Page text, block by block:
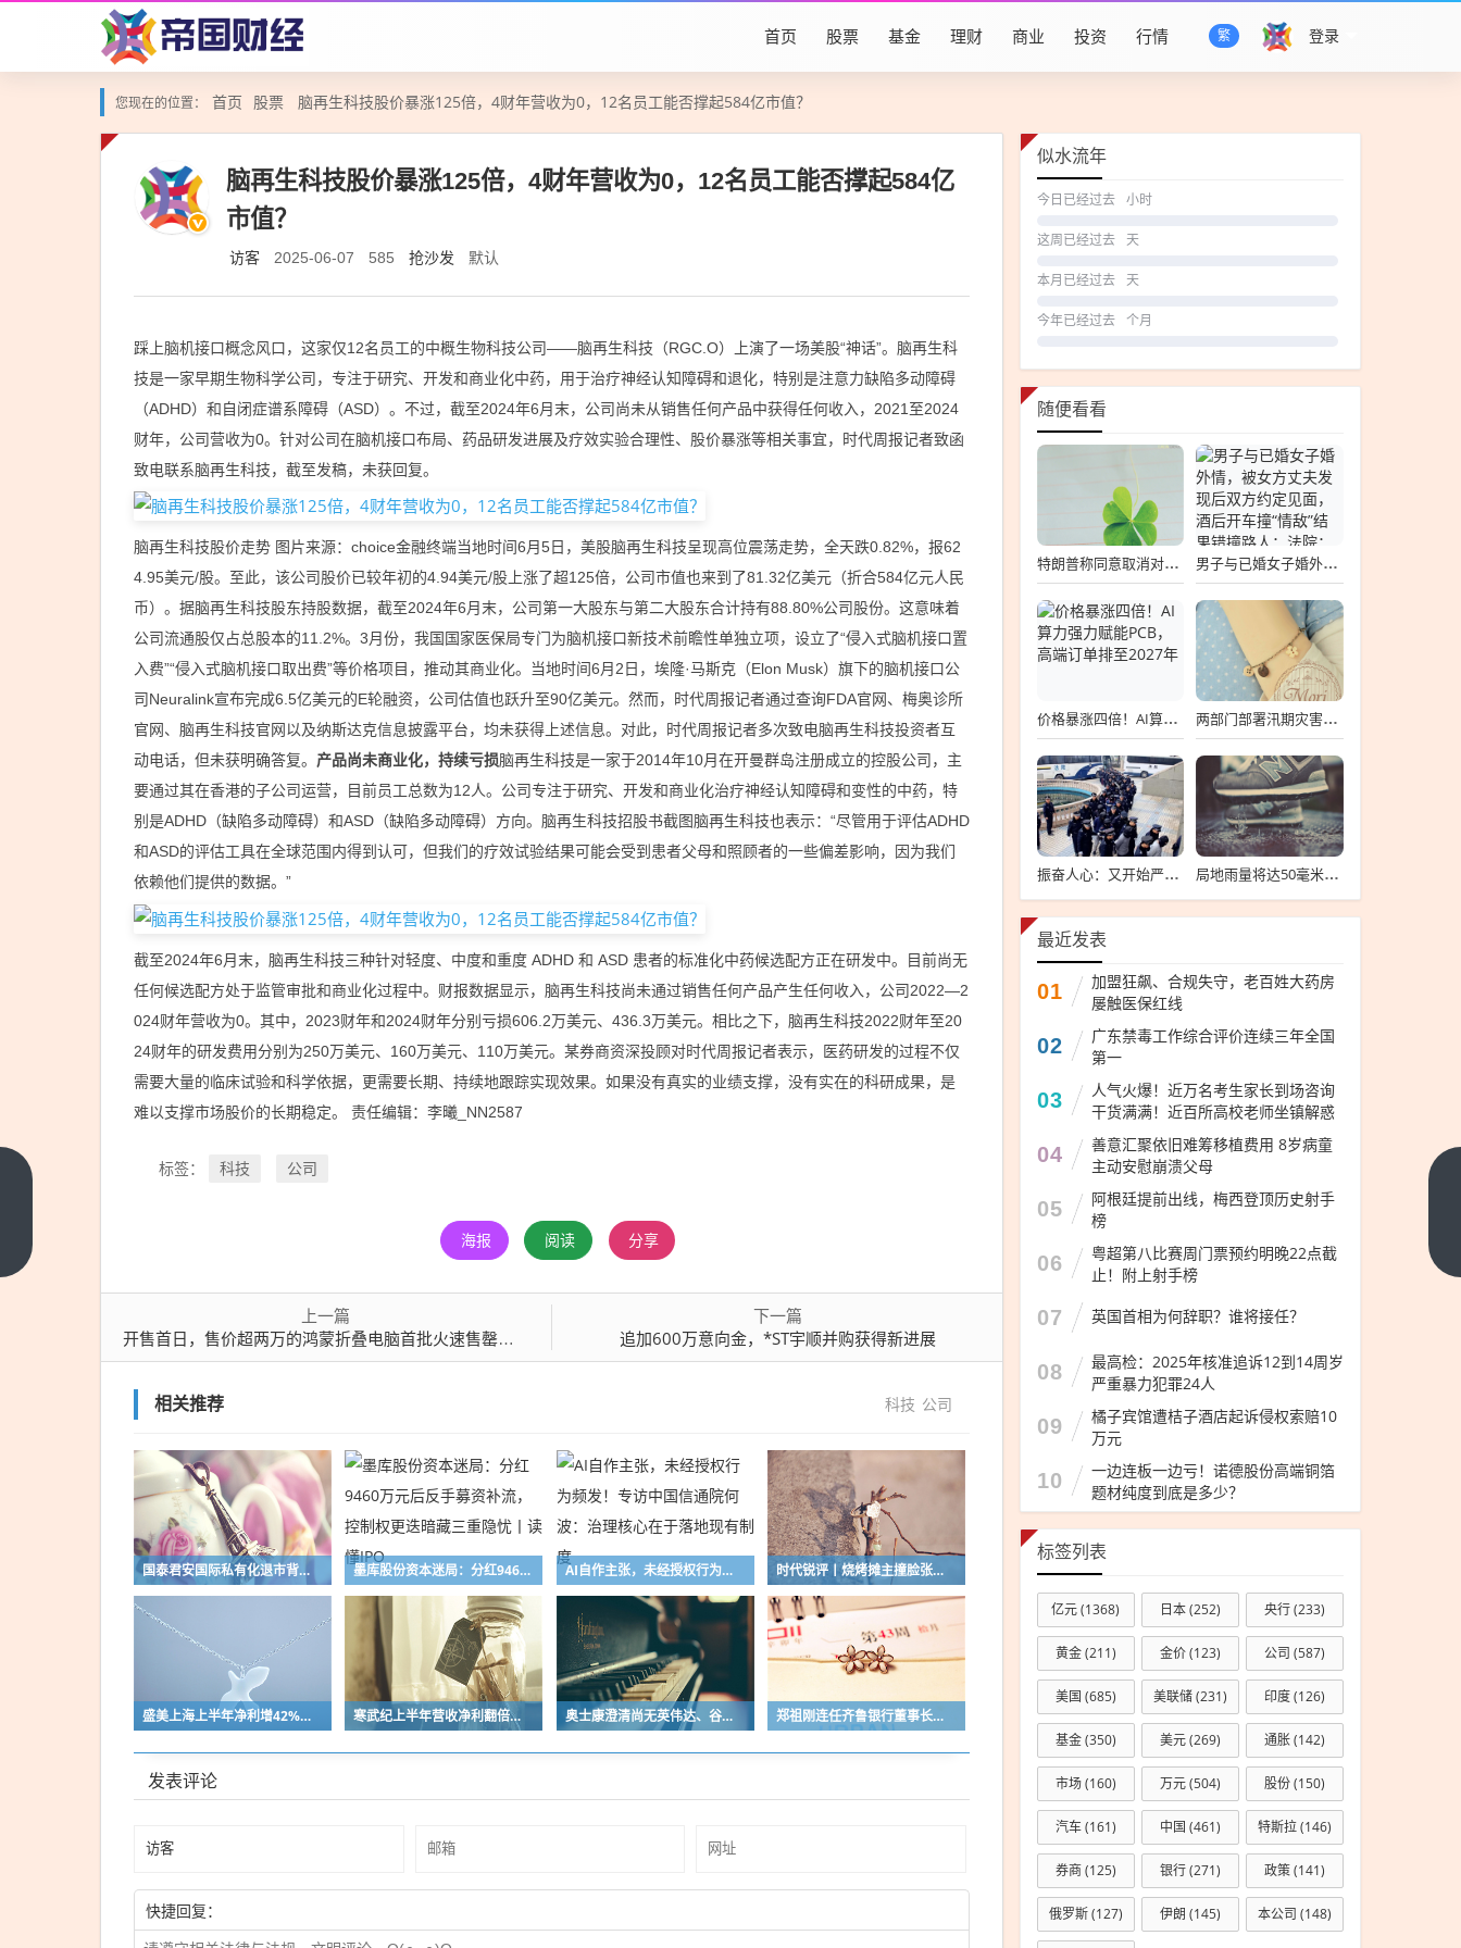
登录
繁
首页 股票 基金 理财 商业 投资 行情
您现在的位置： 首页 股票 脑再生科技股价暴涨125倍，4财年营收为0，12名员工能否撑起584亿市值？
脑再生科技股价暴涨125倍，4财年营收为0，12名员工能否撑起584亿
市值？
访客 2025-06-07 585 抢沙发 默认
踩上脑机接口概念风口，这家仅12名员工的中概生物科技公司——脑再生科技（RGC.O）上演了一场美股“神话”。脑再生科
技是一家早期生物科学公司，专注于研究、开发和商业化中药，用于治疗神经认知障碍和退化，特别是注意力缺陷多动障碍
（ADHD）和自闭症谱系障碍（ASD）。不过，截至2024年6月末，公司尚未从销售任何产品中获得任何收入，2021至2024
财年，公司营收为0。针对公司在脑机接口布局、药品研发进展及疗效实验合理性、股价暴涨等相关事宜，时代周报记者致函
致电联系脑再生科技，截至发稿，未获回复。
脑再生科技股价走势 图片来源：choice金融终端当地时间6月5日，美股脑再生科技呈现高位震荡走势，全天跌0.82%，报62
4.95美元/股。至此，该公司股价已较年初的4.94美元/股上涨了超125倍，公司市值也来到了81.32亿美元（折合584亿元人民
币）。据脑再生科技股东持股数据，截至2024年6月末，公司第一大股东与第二大股东合计持有88.80%公司股份。这意味着
公司流通股仅占总股本的11.2%。3月份，我国国家医保局专门为脑机接口新技术前瞻性单独立项，设立了“侵入式脑机接口置
入费”“侵入式脑机接口取出费”等价格项目，推动其商业化。当地时间6月2日，埃隆·马斯克（Elon Musk）旗下的脑机接口公
司Neuralink宣布完成6.5亿美元的E轮融资，公司估值也跃升至90亿美元。然而，时代周报记者通过查询FDA官网、梅奥诊所
官网、脑再生科技官网以及纳斯达克信息披露平台，均未获得上述信息。对此，时代周报记者多次致电脑再生科技投资者互
动电话，但未获明确答复。 产品尚未商业化，持续亏损脑再生科技是一家于2014年10月在开曼群岛注册成立的控股公司，主
要通过其在香港的子公司运营，目前员工总数为12人。公司专注于研究、开发和商业化治疗神经认知障碍和变性的中药，特
别是ADHD（缺陷多动障碍）和ASD（缺陷多动障碍）方向。脑再生科技招股书截图脑再生科技也表示：“尽管用于评估ADHD
和ASD的评估工具在全球范围内得到认可，但我们的疗效试验结果可能会受到患者父母和照顾者的一些偏差影响，因为我们
依赖他们提供的数据。”
截至2024年6月末，脑再生科技三种针对轻度、中度和重度 ADHD 和 ASD 患者的标准化中药候选配方正在研发中。目前尚无
任何候选配方处于监管审批和商业化过程中。财报数据显示，脑再生科技尚未通过销售任何产品产生任何收入，公司2022—2
024财年营收为0。其中，2023财年和2024财年分别亏损606.2万美元、436.3万美元。相比之下，脑再生科技2022财年至20
24财年的研发费用分别为250万美元、160万美元、110万美元。某券商资深投顾对时代周报记者表示，医药研发的过程不仅
需要大量的临床试验和科学依据，更需要长期、持续地跟踪实现效果。如果没有真实的业绩支撑，没有实在的科研成果，是
难以支撑市场股价的长期稳定。 责任编辑：李曦_NN2587
标签： 科技 公司
海报 阅读 分享
上一篇
开售首日，售价超两万的鸿蒙折叠电脑首批火速售罄，现货黄牛加价2000元
下一篇
追加600万意向金，*ST宇顺并购获得新进展
相关推荐 科技 公司
国泰君安国际私有化退市背后：“牛市旗手”抢滩境外，约10家上市券商增资香港子公司 墨库股份资本迷局：分红9460万元后反手募资补流，控制权更迭暗藏三重隐忧丨读懂IPO AI自作主张，未经授权行为频发！专访中国信通院何波：治理核心在于落地现有制度 时代锐评丨烧烤摊主撞脸张雪峰刷屏：所谓“缅怀”是对家属的二次伤害
盛美上海上半年净利增42%，扣非净利反降15%，投资收益成主要推手 寒武纪上半年营收净利翻倍，净利润23亿元，同比增123% 奥士康澄清尚无英伟达、谷歌订单，AI业务营收占比偏低 郑祖刚连任齐鲁银行董事长，胡金良担任行长
发表评论
快捷回复：
似水流年
今日已经过去 小时
这周已经过去 天
本月已经过去 天
今年已经过去 个月
随便看看
特朗普称同意取消对伊朗军事打击 男子与已婚女子婚外情，被女方丈夫发现后双方约定见面，酒后开车撞“情敌”结果错撞路人；法院：故意杀人罪
价格暴涨四倍！AI算力强力赋能PCB，高端订单排至2027年 两部门部署汛期灾害事故违法不良信息集中清理整治
振奋人心：又开始严打，这些人将瑟瑟发抖！这次，连保护伞一块打 局地雨量将达50毫米以上！郑州市气象台发布暴雨黄色预警
最近发表
01
加盟狂飙、合规失守，老百姓大药房
屡触医保红线
02
广东禁毒工作综合评价连续三年全国
第一
03
人气火爆！近万名考生家长到场咨询
干货满满！近百所高校老师坐镇解惑
04
善意汇聚依旧难筹移植费用 8岁病童
主动安慰崩溃父母
05
阿根廷提前出线，梅西登顶历史射手
榜
06
粤超第八比赛周门票预约明晚22点截
止！附上射手榜
07 英国首相为何辞职？谁将接任？
08
最高检：2025年核准追诉12到14周岁
严重暴力犯罪24人
09
橘子宾馆遭桔子酒店起诉侵权索赔10
万元
10
一边连板一边亏！诺德股份高端铜箔
题材纯度到底是多少？
标签列表
亿元(1368) 日本(252) 央行(233)
黄金(211) 金价(123) 公司 (587)
美国 (685) 美联储(231) 印度(126)
基金(350) 美元(269) 通胀(142)
市场(160) 万元(504) 股份(150)
汽车(161) 中国 (461) 特斯拉(146)
券商(125) 银行(271) 政策(141)
俄罗斯(127) 伊朗 (145) 本公司 (148)